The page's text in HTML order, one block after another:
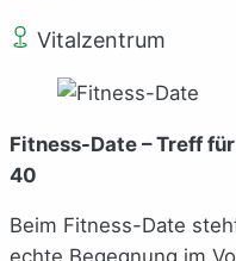
Vitalzentrum
Fitness-Date – Treff
40
Beim Fitness-Date